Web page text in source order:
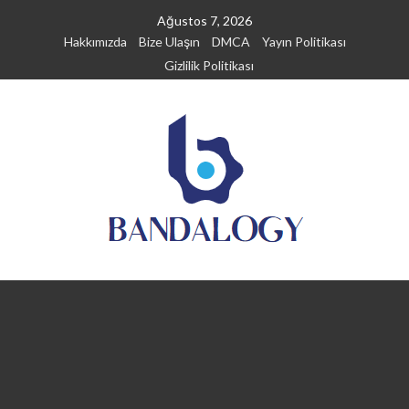
Ağustos 7, 2026
Hakkımızda
Bize Ulaşın DMCA
Yayın Politikası
Gizlilik Politikası